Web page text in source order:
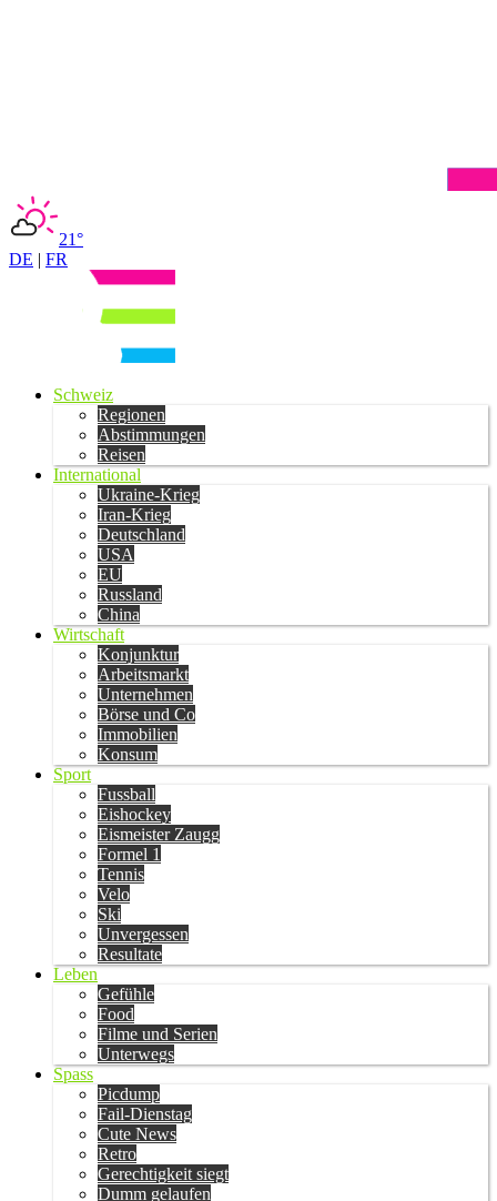
21°
DE | FR
Schweiz
Regionen
Abstimmungen
Reisen
International
Ukraine-Krieg
Iran-Krieg
Deutschland
USA
EU
Russland
China
Wirtschaft
Konjunktur
Arbeitsmarkt
Unternehmen
Börse und Co
Immobilien
Konsum
Sport
Fussball
Eishockey
Eismeister Zaugg
Formel 1
Tennis
Velo
Ski
Unvergessen
Resultate
Leben
Gefühle
Food
Filme und Serien
Unterwegs
Spass
Picdump
Fail-Dienstag
Cute News
Retro
Gerechtigkeit siegt
Dumm gelaufen